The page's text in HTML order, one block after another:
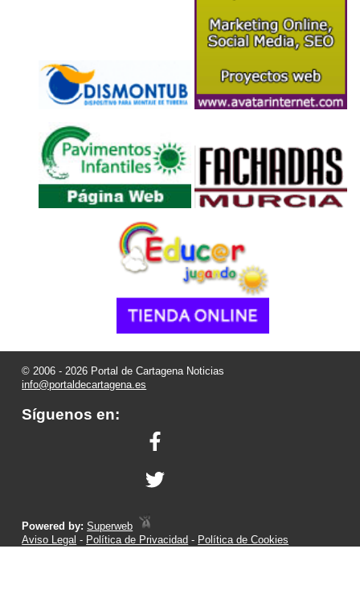
© 2006 - 2026 Portal de Cartagena Noticias
info@portaldecartagena.es
Síguenos en:
Powered by:Superweb
Aviso Legal - Política de Privacidad - Política de Cookies